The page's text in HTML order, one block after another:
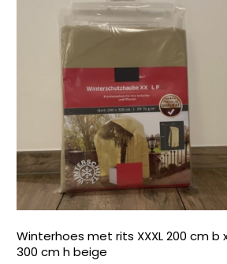
Winterhoes met rits XXXL 200 cm b
300 cm h beige